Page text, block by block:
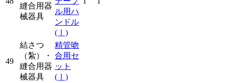
縫合用器
械器具
ル用ハ
ンドル
(Ⅰ)
49
結さつ
（紮）・
縫合用器
械器具
精管吻
合用セ
ット
(Ⅰ)